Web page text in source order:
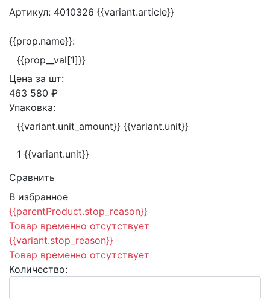
Артикул: 4010326 {{variant.article}}
{{prop.name}}:
{{prop__val[1]}}
Цена за шт:
463 580 ₽
Упаковка:
{{variant.unit_amount}} {{variant.unit}}
1 {{variant.unit}}
Сравнить
В избранное
{{parentProduct.stop_reason}}
Товар временно отсутствует
{{variant.stop_reason}}
Товар временно отсутствует
Количество: